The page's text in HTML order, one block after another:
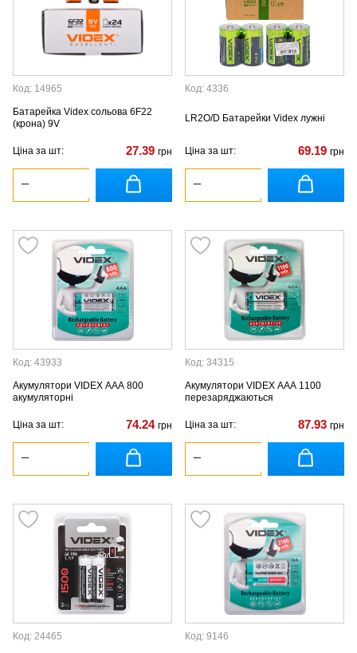
Код: 14965
Батарейка Videx сольова 6F22
(крона) 9V
Ціна за шт: 27.39 грн
Код: 4336
LR2O/D Батарейки Videx лужні
Ціна за шт: 69.19 грн
Код: 43933
Акумулятори VIDEX ААА 800
акумуляторні
Ціна за шт: 74.24 грн
Код: 34315
Акумулятори VIDEX ААА 1100
перезаряджаються
Ціна за шт: 87.93 грн
Код: 24465 Код: 9146